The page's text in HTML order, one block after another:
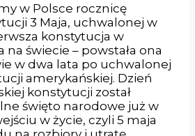
w Polsce rocznicę
3 Maja, uchwalonej w
konstytucja w
na świecie – powstała ona
w dwa lata po uchwalonej
amerykańskiej. Dzień
konstytucji został
święto narodowe już w
w życie, czyli 5 maja